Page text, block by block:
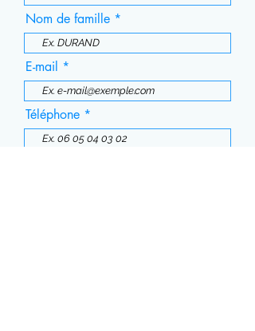
Nom de famille
E-mail
Téléphone